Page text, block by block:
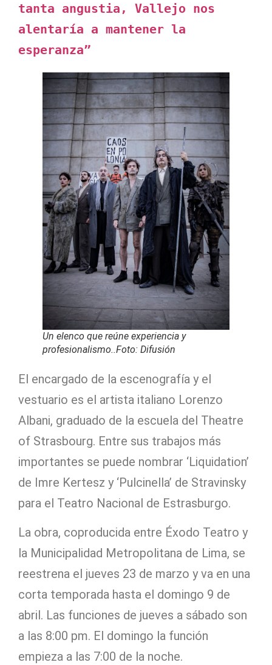
tanta angustia, Vallejo nos
alentaría a mantener la
esperanza”
Un elenco que reúne experiencia y
profesionalismo..Foto: Difusión
El encargado de la escenografía y el
vestuario es el artista italiano Lorenzo
Albani, graduado de la escuela del Theatre
of Strasbourg. Entre sus trabajos más
importantes se puede nombrar ‘Liquidation’
de Imre Kertesz y ‘Pulcinella’ de Stravinsky
para el Teatro Nacional de Estrasburgo.
La obra, coproducida entre Éxodo Teatro y
la Municipalidad Metropolitana de Lima, se
reestrena el jueves 23 de marzo y va en una
corta temporada hasta el domingo 9 de
abril. Las funciones de jueves a sábado son
a las 8:00 pm. El domingo la función
empieza a las 7:00 de la noche.